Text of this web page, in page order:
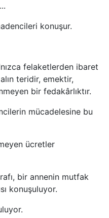
konuşur.
felaketlerden ibaret
teridir, emektir,
bir fedakârlıktır.
mücadelesine bu
ücretler
bir annenin mutfak
konuşuluyor.